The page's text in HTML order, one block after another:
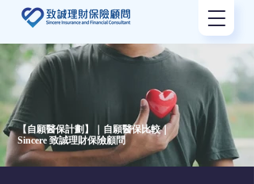
【自願醫保計劃】｜自願醫保比較｜
Sincere 致誠理財保險顧問